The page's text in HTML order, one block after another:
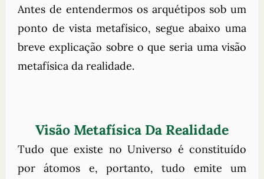
Antes de entendermos os arquétipos sob um
ponto de vista metafísico, segue abaixo uma
breve explicação sobre o que seria uma visão
metafísica da realidade.
Visão Metafísica Da Realidade
Tudo que existe no Universo é constituído
por átomos e, portanto, tudo emite um